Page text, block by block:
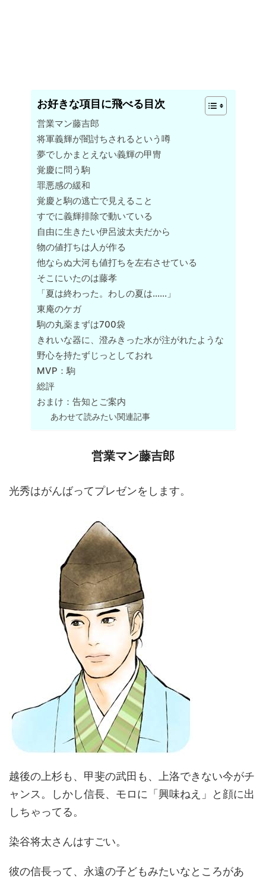
お好きな項目に飛べる目次
営業マン藤吉郎
将軍義輝が闇討ちされるという噂
夢でしかまとえない義輝の甲冑
覚慶に問う駒
罪悪感の緩和
覚慶と駒の逃亡で見えること
すでに義輝排除で動いている
自由に生きたい伊呂波太夫だから
物の値打ちは人が作る
他ならぬ大河も値打ちを左右させている
そこにいたのは藤孝
「夏は終わった。わしの夏は……」
東庵のケガ
駒の丸薬まずは700袋
きれいな器に、澄みきった水が注がれたような
野心を持たずじっとしておれ
MVP：駒
総評
おまけ：告知とご案内
あわせて読みたい関連記事
営業マン藤吉郎
光秀はがんばってプレゼンをします。
越後の上杉も、甲斐の武田も、上洛できない今がチ
ャンス。しかし信長、モロに「興味ねえ」と顔に出
しちゃってる。
染谷将太さんはすごい。
彼の信長って、永遠の子どもみたいなところがあ